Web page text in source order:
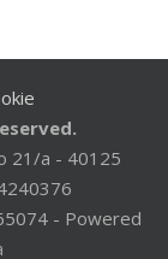
21/a - 40125
- Powered